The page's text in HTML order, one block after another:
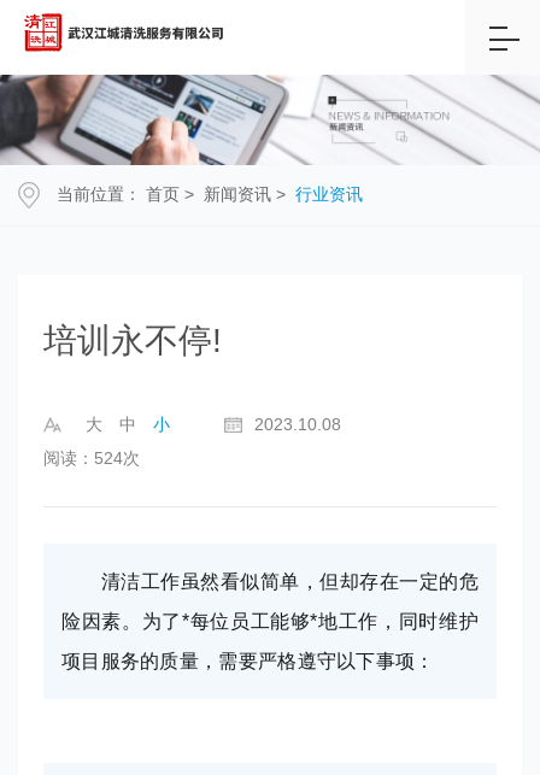
当前位置： 首页 > 新闻资讯 > 行业资讯
培训永不停!
大 中 小
2023.10.08
阅读：524次
清洁工作虽然看似简单，但却存在一定的危
险因素。为了*每位员工能够*地工作，同时维护
项目服务的质量，需要严格遵守以下事项：